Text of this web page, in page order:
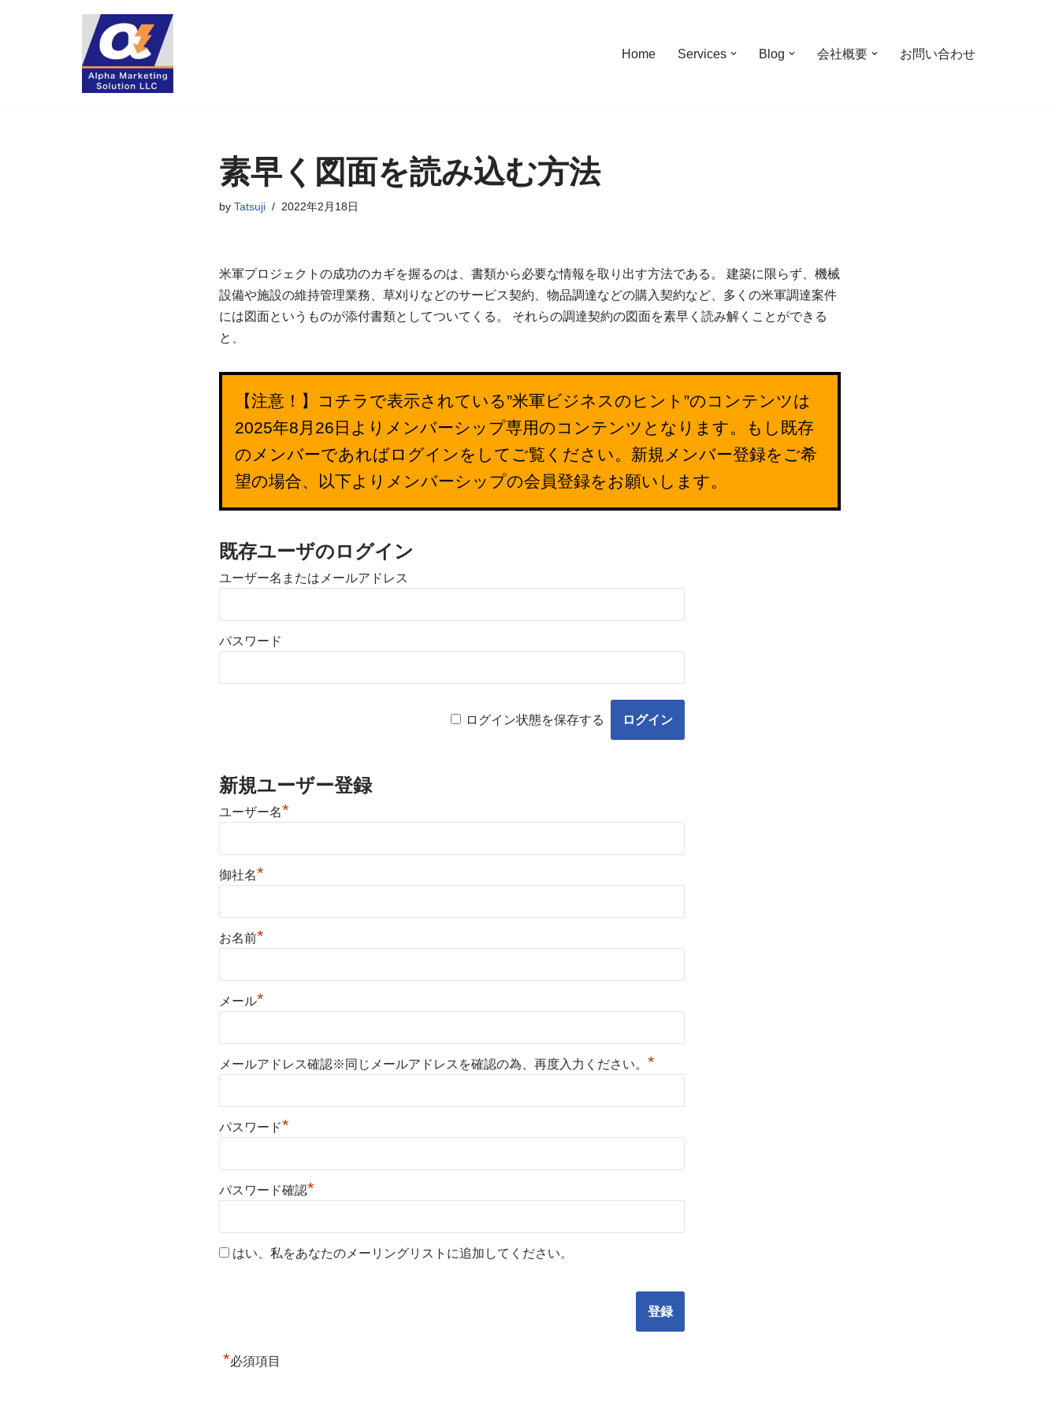
Home Services Blog 会社概要 お問い合わせ
素早く図面を読み込む方法
by Tatsuji 2022年2月18日
米軍プロジェクトの成功のカギを握るのは、書類から必要な情報を取り出す方法である。 建築に限らず、機械
設備や施設の維持管理業務、草刈りなどのサービス契約、物品調達などの購入契約など、多くの米軍調達案件
には図面というものが添付書類としてついてくる。 それらの調達契約の図面を素早く読み解くことができる
と、
【注意！】コチラで表示されている”米軍ビジネスのヒント”のコンテンツは
2025年8月26日よりメンバーシップ専用のコンテンツとなります。もし既存
のメンバーであればログインをしてご覧ください。新規メンバー登録をご希
望の場合、以下よりメンバーシップの会員登録をお願いします。
既存ユーザのログイン
ユーザー名またはメールアドレス
パスワード
ログイン状態を保存する
新規ユーザー登録
ユーザー名*
御社名*
お名前*
メール*
メールアドレス確認※同じメールアドレスを確認の為、再度入力ください。 *
パスワード*
パスワード確認*
はい、私をあなたのメーリングリストに追加してください。
*必須項目